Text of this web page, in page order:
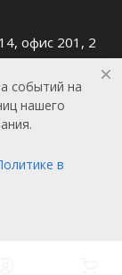
офис 201, 2
событий на
нашего
в